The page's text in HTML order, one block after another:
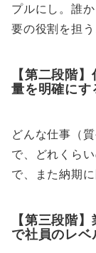
プルにし。誰
要の役割を担う
【第二段階
量を明確にす
どんな仕事（
で、どれくら
で、また納期
【第三段階
で社員のレベ